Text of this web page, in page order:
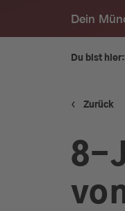
Dein
Du bist hier:
‹ Zurück
8-